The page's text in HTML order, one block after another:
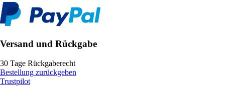
Versand und Rückgabe
30 Tage Rückgaberecht
Bestellung zurückgeben
Trustpilot